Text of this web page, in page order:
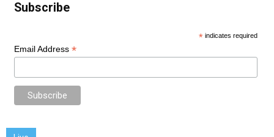
Subscribe
* indicates required
Email Address *